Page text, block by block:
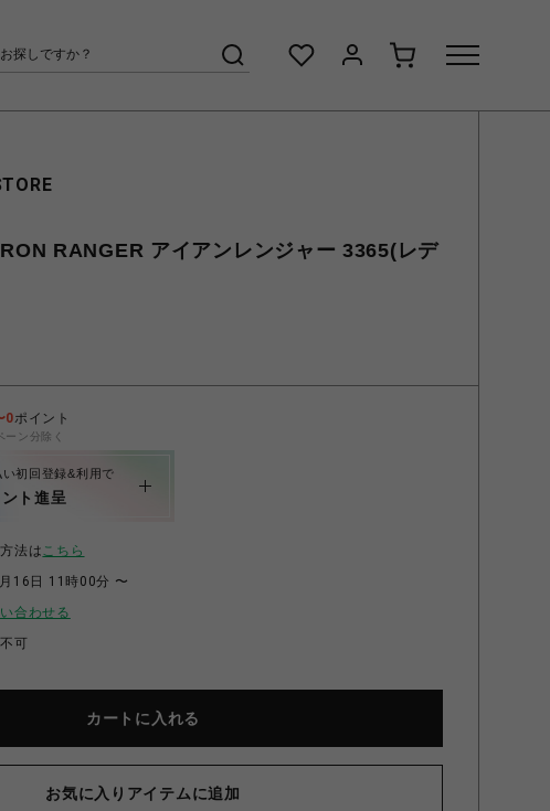
RANGER アイアンレンジャー 3365(レデ
0ポイント
ン分除く
初回登録&利用で
ト進呈
法はこちら
16日 11時00分 〜
合わせる
可
カートに入れる
お気に入りアイテムに追加